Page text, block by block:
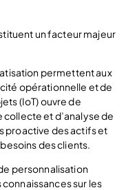
un facteur majeur
permettent aux
opérationnelle et de
(IoT) ouvre de
et d’analyse de
proactive des actifs et
des clients.
personnalisation
sur les